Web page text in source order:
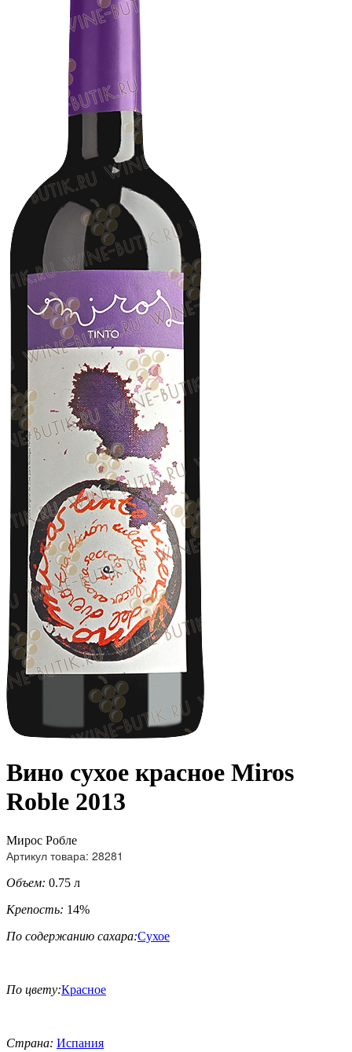
Вино сухое красное Miros
Roble 2013
Мирос Робле
Артикул товара: 28281
Объем: 0.75 л
Крепость: 14%
По содержанию сахара:Сухое
По цвету:Красное
Страна: Испания